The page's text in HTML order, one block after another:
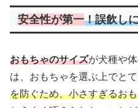
安全性が第一！誤飲し
おもちゃのサイズが犬種や
は、おもちゃを選ぶ上でと
を防ぐため、小さすぎるお